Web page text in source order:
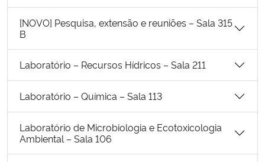
[NOVO] Pesquisa, extensão e reuniões – Sala 315
B
Laboratório – Recursos Hídricos – Sala 211
Laboratório – Química – Sala 113
Laboratório de Microbiologia e Ecotoxicologia
Ambiental – Sala 106